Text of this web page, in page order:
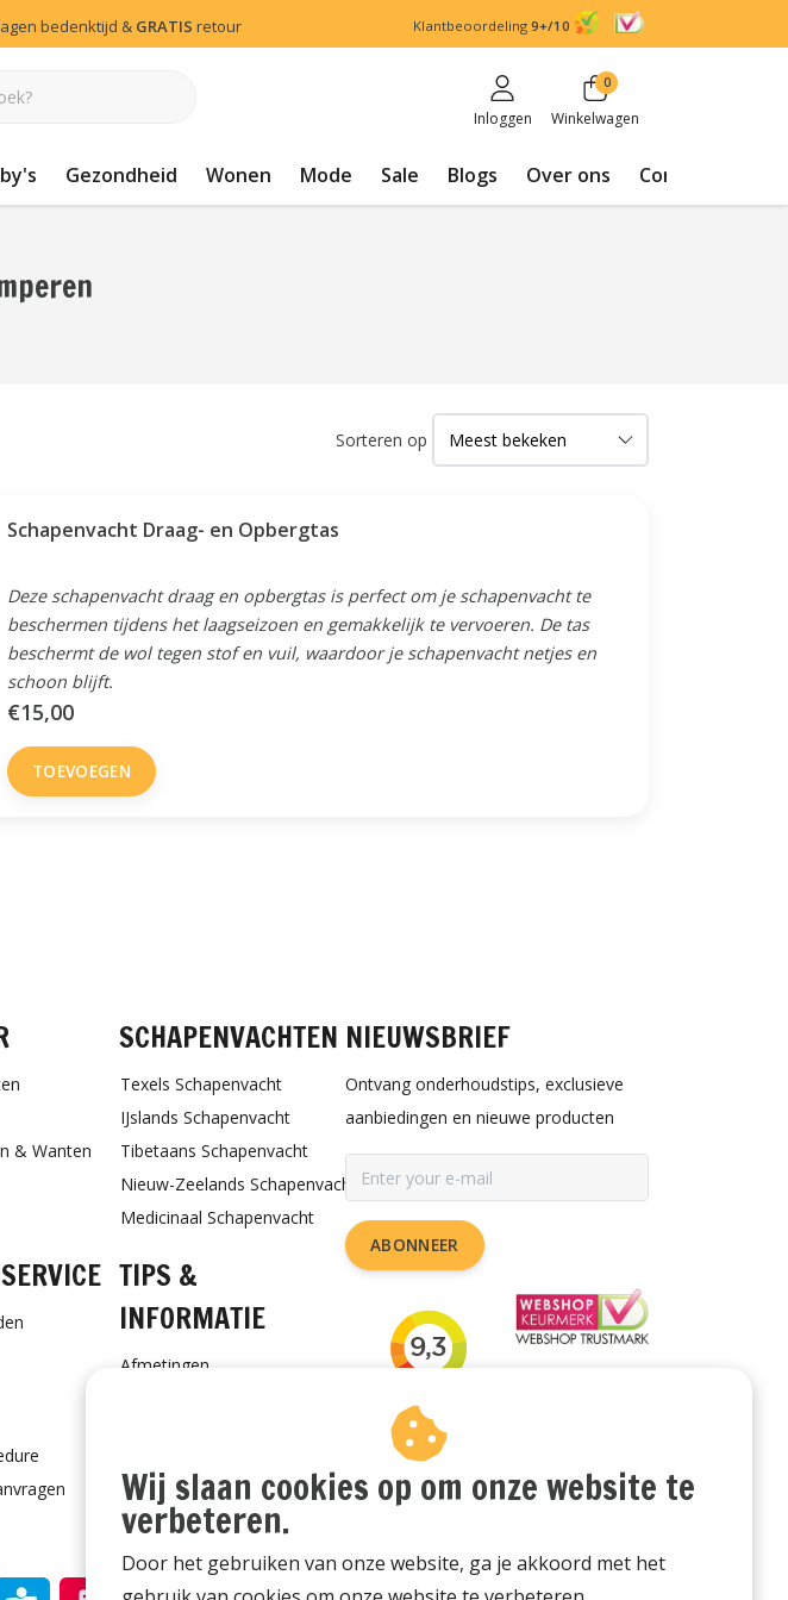
bedenktijd & GRATIS retour Klantbeoordeling 9+/10
Inloggen
0
Winkelwagen
Gezondheid Wonen Mode Sale Blogs Over ons Contact
Sorteren op
Schapenvacht Draag- en Opbergtas
Deze schapenvacht draag en opbergtas is perfect om je schapenvacht te
beschermen tijdens het laagseizoen en gemakkelijk te vervoeren. De tas
beschermt de wol tegen stof en vuil, waardoor je schapenvacht netjes en
schoon blijft.
€15,00
TOEVOEGEN
& Wanten
SCHAPENVACHTEN
Texels Schapenvacht
IJslands Schapenvacht
Tibetaans Schapenvacht
Nieuw-Zeelands Schapenvacht
Medicinaal Schapenvacht
TIPS &
INFORMATIE
Afmetingen
Cadeaubon
NIEUWSBRIEF
Ontvang onderhoudstips, exclusieve
aanbiedingen en nieuwe producten
ABONNEER
Wij slaan cookies op om onze website te
verbeteren.
Door het gebruiken van onze website, ga je akkoord met het